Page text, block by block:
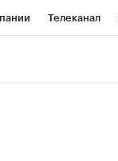
Телеканал